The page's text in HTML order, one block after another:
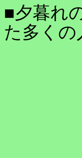
■夕暮れ
た多くの